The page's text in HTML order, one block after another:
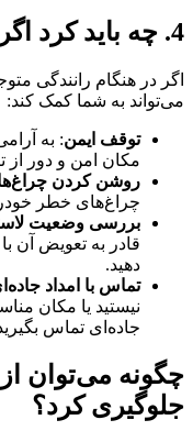
4. چه باید کرد اگر لاستیک پنچر شد؟
اگر در هنگام رانندگی
می‌تواند به شما کمک کند:
توقف ایمن: به
مکان امن و دور از
روشن کردن
چراغ‌های خطر
بررسی وضعیت
قادر به تعویض آن
دهید.
تماس با امداد
نیستید یا مکان
جاده‌ای تماس
چگونه می‌توان
جلوگیری کرد؟